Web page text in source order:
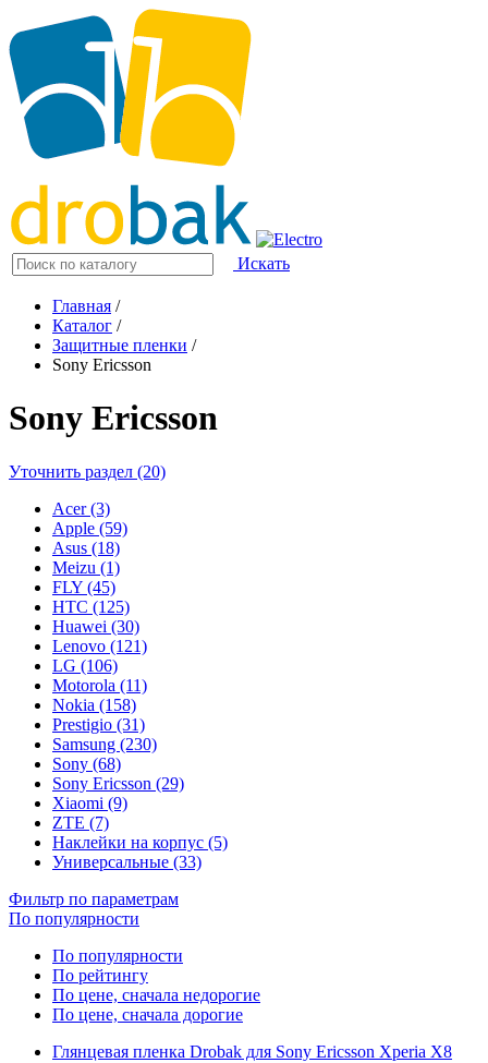
Искать
Главная /
Каталог /
Защитные пленки /
Sony Ericsson
Sony Ericsson
Уточнить раздел (20)
Acer (3)
Apple (59)
Asus (18)
Meizu (1)
FLY (45)
HTC (125)
Huawei (30)
Lenovo (121)
LG (106)
Motorola (11)
Nokia (158)
Prestigio (31)
Samsung (230)
Sony (68)
Sony Ericsson (29)
Xiaomi (9)
ZTE (7)
Наклейки на корпус (5)
Универсальные (33)
Фильтр по параметрам
По популярности
По популярности
По рейтингу
По цене, сначала недорогие
По цене, сначала дорогие
Глянцевая пленка Drobak для Sony Ericsson Xperia X8